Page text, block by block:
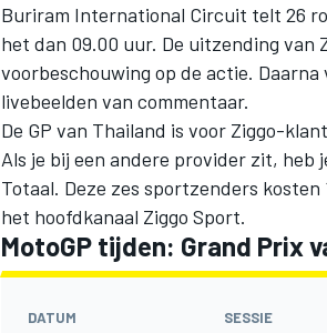
MEER RACEKLASSEN
Buriram International Circuit telt 26
het dan 09.00 uur. De uitzending van
voorbeschouwing op de actie.
livebeelden van commentaar.
De GP van Thailand is voor Ziggo-
Als je bij een andere provider zit, heb
Totaal. Deze zes sportzenders
het hoofdkanaal Ziggo Sport.
MotoGP tijden: Grand Prix
DATUM SESSIE